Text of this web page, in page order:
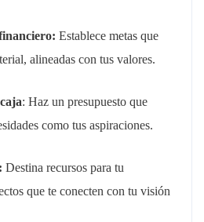
Establece metas que
alineadas con tus valores.
: Haz un presupuesto que
como tus aspiraciones.
Destina recursos para tu
que te conecten con tu visión